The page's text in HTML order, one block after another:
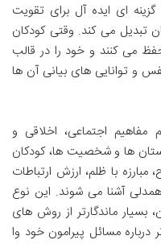
ای ایده آل برای تقویت
تبدیل می کند. وقتی کودکان
می کنند و خود را در قالب
و توانایی های بیانی آن ها
اجتماعی، اخلاقی و
ها و شخصیت ها، کودکان
با ظلم، ارزش ارتباطات
آشنا می شوند. این نوع
بسیار ماندگارتر از روش های
مسائل پیرامون خود وا